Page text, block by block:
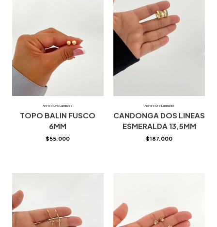
Aretes Oro Laminado
TOPO BALIN FUSCO
6MM
$55.000
Aretes Oro Laminado
CANDONGA DOS LINEAS
ESMERALDA 13,5MM
$187.000